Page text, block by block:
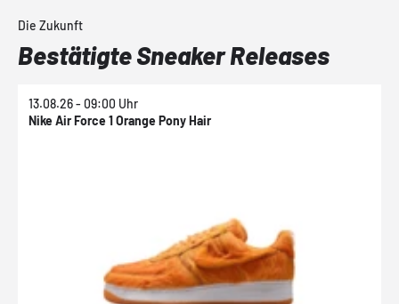
Die Zukunft
Bestätigte Sneaker Releases
13.08.26 - 09:00 Uhr
Nike Air Force 1 Orange Pony Hair